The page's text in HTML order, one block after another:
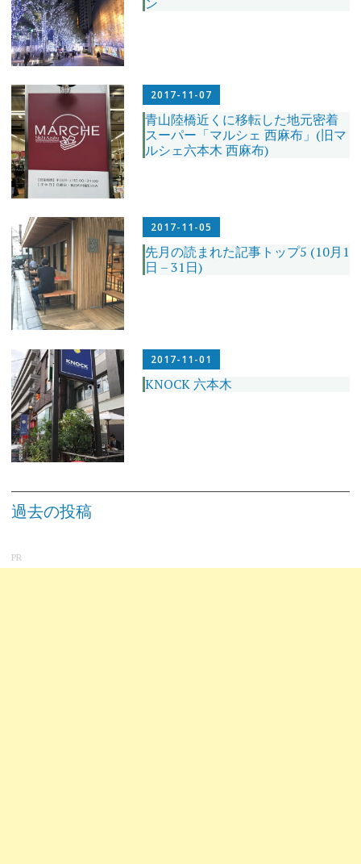
2017-11-07
青山陸橋近くに移転した地元密着
スーパー「マルシェ 西麻布」(旧マ
ルシェ六本木 西麻布)
2017-11-05
先月の読まれた記事トップ5 (10月1
日 – 31日)
2017-11-01
KNOCK 六本木
稿
ナ
シ
ョ
過去の投稿
PR